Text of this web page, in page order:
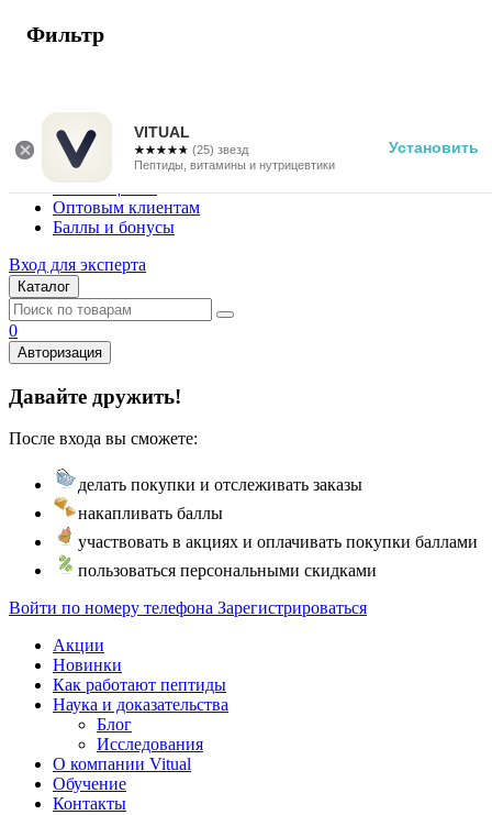
VITUAL
☆☆☆☆☆
★★★★★ (25) звезд
Пептиды, витамины и нутрицевтики
Установить
г. Москва
Vitual Peptide
+7 (800) 101-13-25
Специалистам
Поставщикам
Оптовым клиентам
Баллы и бонусы
Вход для эксперта
Каталог
0
Авторизация
Давайте дружить!
После входа вы сможете:
делать покупки и отслеживать заказы
накапливать баллы
участвовать в акциях и оплачивать покупки баллами
пользоваться персональными скидками
Войти по номеру телефона Зарегистрироваться
Акции
Новинки
Как работают пептиды
Наука и доказательства
Блог
Исследования
О компании Vitual
Обучение
Контакты
Фильтр